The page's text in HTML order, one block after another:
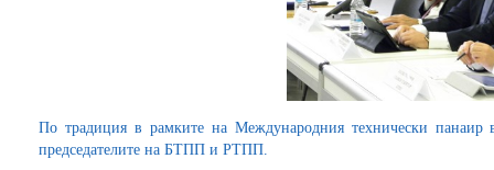
По традиция в рамките на Международния технически панаир
председателите на БТПП и РТПП.